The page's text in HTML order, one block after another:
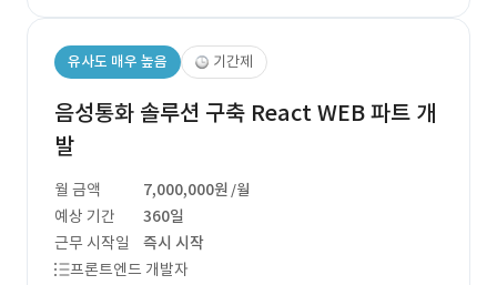
유사도 매우 높음 기간제
음성통화 솔루션 구축 React WEB 파트 개
발
월 금액 7,000,000원 /월
예상 기간
360일
근무 시작일
즉시 시작
프론트엔드 개발자